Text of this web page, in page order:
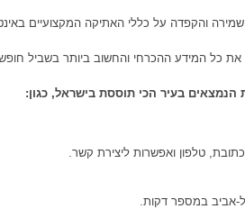
והקפדה על כללי האתיקה המקצועיים
את כל המידע ההכרחי והחשוב ביותר בשביל
הנמצאים בעיר הכי תוססת בישראל, כגון:
טלפון ואפשרות ליצירת קשר.
אביב במספר דקות.